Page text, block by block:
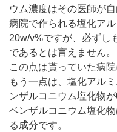
ウム濃度はその医師が
病院で作られる塩化ア
20w/v%ですが、必ずし
であるとは言えません。
この点は貰っていた病
もう一点は、塩化アル
ンザルコニウム塩化物
ベンザルコニウム塩化
る成分です。